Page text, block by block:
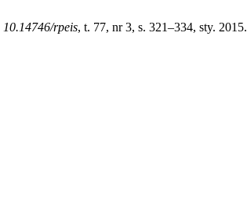
10.14746/rpeis, t. 77, nr 3, s. 321–334, sty. 2015.